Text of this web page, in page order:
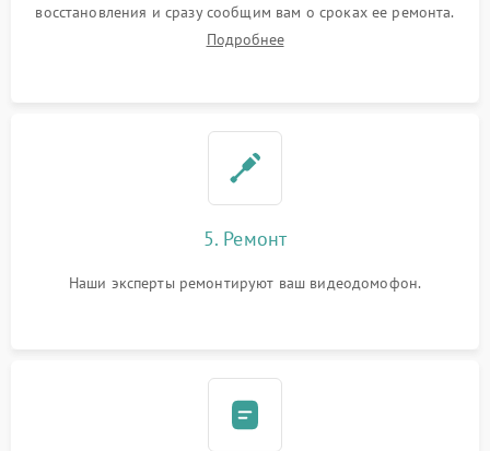
восстановления и сразу сообщим вам о сроках ее ремонта.
Подробнее
5. Ремонт
Наши эксперты ремонтируют ваш видеодомофон.